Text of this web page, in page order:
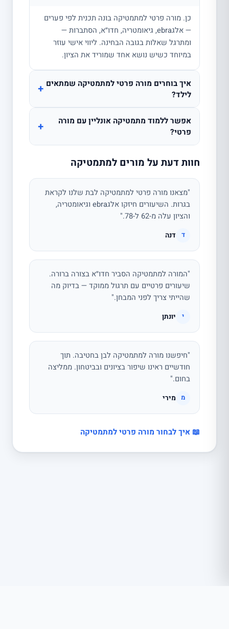
כן. מורה פרטי למתמטיקה בונה תכנית לפי פערים
— אלגebra, גיאומטריה, חדו״א, הסתברות —
ומתרגל שאלות בגובה הבחינה. ליווי אישי עוזר
במיוחד כשיש נושא אחד שמוריד את הציון.
איך בוחרים מורה פרטי למתמטיקה שמתאים
לילד?
+
אפשר ללמוד מתמטיקה אונליין עם מורה
פרטי?
+
חוות דעת על מורים למתמטיקה
"מצאנו מורה פרטי למתמטיקה לבת שלנו לקראת
בגרות. השיעורים חיזקו אלגebra וגיאומטריה,
והציון עלה מ-62 ל-78."
ד דנה
"המורה למתמטיקה הסביר חדו״א בצורה ברורה.
שיעורים פרטיים עם תרגול ממוקד — בדיוק מה
שהייתי צריך לפני המבחן."
י יונתן
"חיפשנו מורה למתמטיקה לבן בחטיבה. תוך
חודשיים ראינו שיפור בציונים ובביטחון. ממליצה
בחום."
מ מירי
📖 איך לבחור מורה פרטי למתמטיקה